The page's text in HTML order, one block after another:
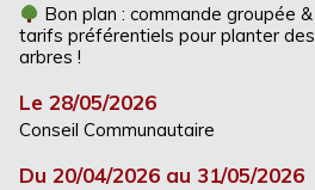
Bon plan : commande groupée &
tarifs préférentiels pour planter des
arbres !
Le 28/05/2026
Conseil Communautaire
Du 20/04/2026 au 31/05/2026